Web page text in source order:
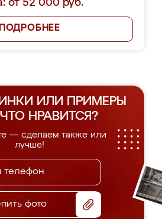
от 52 000 руб.
ПОДРОБНЕЕ
ИЛИ ПРИМЕРЫ
ЧТО НРАВИТСЯ?
— сделаем также или
лучше!
фото